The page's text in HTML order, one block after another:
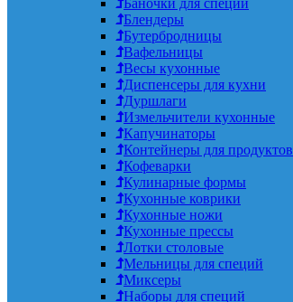
Блендеры
Бутербродницы
Вафельницы
Весы кухонные
Диспенсеры для кухни
Дуршлаги
Измельчители кухонные
Капучинаторы
Контейнеры для продуктов
Кофеварки
Кулинарные формы
Кухонные коврики
Кухонные ножи
Кухонные прессы
Лотки столовые
Мельницы для специй
Миксеры
Наборы для специй